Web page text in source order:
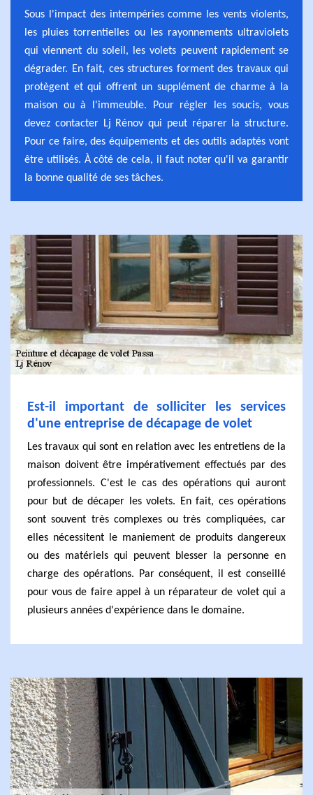
Sous l'impact des intempéries comme les vents violents,
les pluies torrentielles ou les rayonnements ultraviolets
qui viennent du soleil, les volets peuvent rapidement se
dégrader. En fait, ces structures forment des travaux qui
protègent et qui offrent un supplément de charme à la
maison ou à l'immeuble. Pour régler les soucis, vous
devez contacter Lj Rénov qui peut réparer la structure.
Pour ce faire, des équipements et des outils adaptés vont
être utilisés. À côté de cela, il faut noter qu'il va garantir
la bonne qualité de ses tâches.
Est-il important de solliciter les services
d'une entreprise de décapage de volet
Les travaux qui sont en relation avec les entretiens de la
maison doivent être impérativement effectués par des
professionnels. C'est le cas des opérations qui auront
pour but de décaper les volets. En fait, ces opérations
sont souvent très complexes ou très compliquées, car
elles nécessitent le maniement de produits dangereux
ou des matériels qui peuvent blesser la personne en
charge des opérations. Par conséquent, il est conseillé
pour vous de faire appel à un réparateur de volet qui a
plusieurs années d'expérience dans le domaine.